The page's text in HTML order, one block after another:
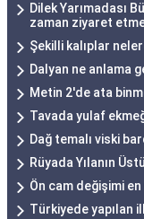
Dilek Yarımadası
zaman ziyaret
Şekilli kalıplar
Dalyan ne anlama
Metin 2'de ata
Tavada yulaf
Dağ temalı viski
Rüyada Yılanın
Ön cam değişimi
Türkiyede yapılan